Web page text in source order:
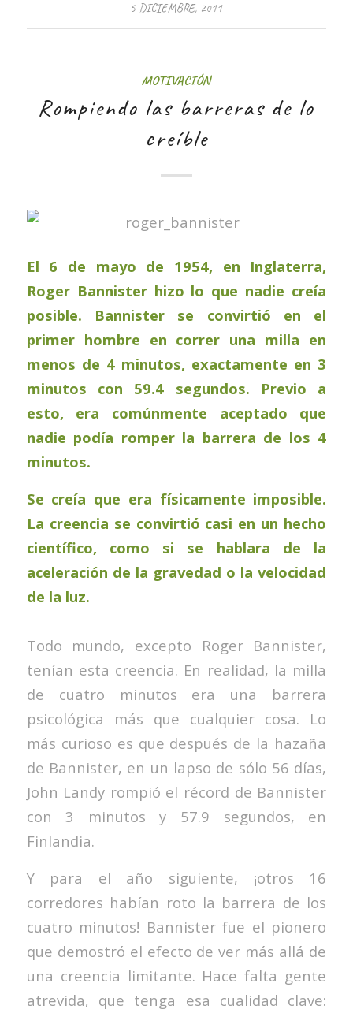
5 DICIEMBRE, 2011
MOTIVACIÓN
Rompiendo las barreras de lo
creíble
El 6 de mayo de 1954, en Inglaterra,
Roger Bannister hizo lo que nadie creía
posible. Bannister se convirtió en el
primer hombre en correr una milla en
menos de 4 minutos, exactamente en 3
minutos con 59.4 segundos. Previo a
esto, era comúnmente aceptado que
nadie podía romper la barrera de los 4
minutos.
Se creía que era físicamente imposible.
La creencia se convirtió casi en un hecho
científico, como si se hablara de la
aceleración de la gravedad o la velocidad
de la luz.
Todo mundo, excepto Roger Bannister,
tenían esta creencia. En realidad, la milla
de cuatro minutos era una barrera
psicológica más que cualquier cosa. Lo
más curioso es que después de la hazaña
de Bannister, en un lapso de sólo 56 días,
John Landy rompió el récord de Bannister
con 3 minutos y 57.9 segundos, en
Finlandia.
Y para el año siguiente, ¡otros 16
corredores habían roto la barrera de los
cuatro minutos! Bannister fue el pionero
que demostró el efecto de ver más allá de
una creencia limitante. Hace falta gente
atrevida, que tenga esa cualidad clave: